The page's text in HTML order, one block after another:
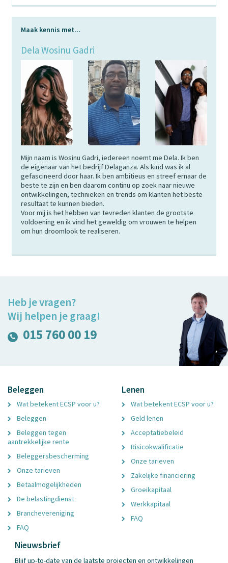
Maak kennis met...
Dela Wosinu Gadri
Mijn naam is Wosinu Gadri, iedereen noemt me Dela. Ik ben
de eigenaar van het bedrijf Delaganza. Als kind was ik al
gefascineerd door haar. Ik ben ambitieus en streef ernaar de
beste te zijn en ben daarom continu op zoek naar nieuwe
ontwikkelingen, technieken en trends om klanten het beste
resultaat te kunnen bieden.
Voor mij is het hebben van tevreden klanten de grootste
voldoening en ik vind het geweldig om vrouwen te helpen
om hun droomlook te realiseren.
Heb je vragen?
Wij helpen je graag!
015 760 00 19
Beleggen
Wat betekent ECSP voor u?
Beleggen
Beleggen tegen
aantrekkelijke rente
Beleggersbescherming
Onze tarieven
Betaalmogelijkheden
De belastingdienst
Branchevereniging
FAQ
Lenen
Wat betekent ECSP voor u?
Geld lenen
Acceptatiebeleid
Risicokwalificatie
Onze tarieven
Zakelijke financiering
Groeikapitaal
Werkkapitaal
FAQ
Nieuwsbrief
Blijf up-to-date van de laatste projecten en ontwikkelingen